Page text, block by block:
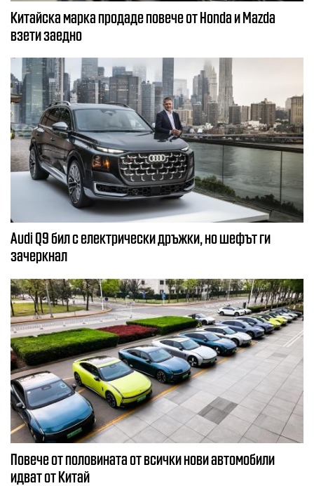
Китайска марка продаде повече от Honda и Mazda
взети заедно
Audi Q9 бил с електрически дръжки, но шефът ги
зачеркнал
Повече от половината от всички нови автомобили
идват от Китай